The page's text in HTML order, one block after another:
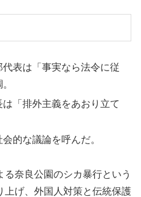
表は「事実なら法令に従
「排外主義をあおり立て
的な議論を呼んだ。
奈良公園のシカ暴行という
上げ、外国人対策と伝統保護